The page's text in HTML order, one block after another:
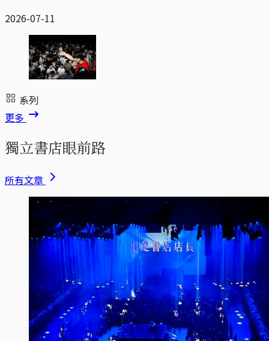
2026-07-11
系列
更多
獨立書店眼前路
所有文章